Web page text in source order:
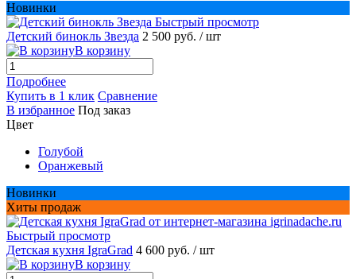
Новинки
Быстрый просмотр
Детский бинокль Звезда 2 500 руб. / шт
В корзину
Подробнее
Купить в 1 клик Сравнение
В избранное Под заказ
Цвет
Голубой
Оранжевый
Новинки
Хиты продаж
Быстрый просмотр
Детская кухня IgraGrad 4 600 руб. / шт
В корзину